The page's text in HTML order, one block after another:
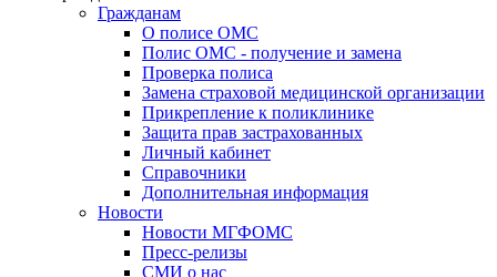
Гражданам
О полисе ОМС
Полис ОМС - получение и замена
Проверка полиса
Замена страховой медицинской организации
Прикрепление к поликлинике
Защита прав застрахованных
Личный кабинет
Справочники
Дополнительная информация
Новости
Новости МГФОМС
Пресс-релизы
СМИ о нас